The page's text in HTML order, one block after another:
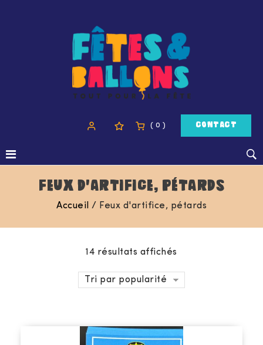
( 0 ) CONTACT
FEUX D'ARTIFICE, PÉTARDS
Accueil / Feux d'artifice, pétards
14 résultats affichés
Tri par popularité